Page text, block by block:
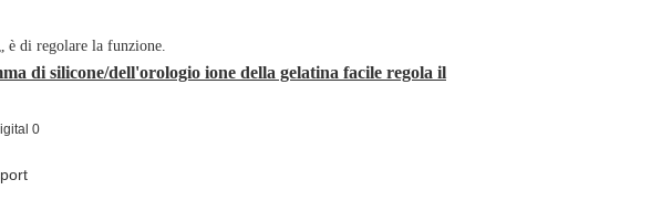
è di regolare la funzione.
di silicone/dell'orologio ione della gelatina facile regola il